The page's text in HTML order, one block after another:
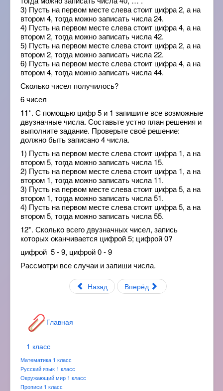
3) Пусть на первом месте слева стоит цифра 2, а на
втором 4, тогда можно записать числа 24.
4) Пусть на первом месте слева стоит цифра 4, а на
втором 2, тогда можно записать числа 42.
5) Пусть на первом месте слева стоит цифра 2, а на
втором 2, тогда можно записать числа 22.
6) Пусть на первом месте слева стоит цифра 4, а на
втором 4, тогда можно записать числа 44.
Сколько чисел получилось?
6 чисел
11*. С помощью цифр 5 и 1 запишите все возможные
двузначные числа. Составьте устно план решения и
выполните задание. Проверьте своё решение:
должно быть записано 4 числа.
1) Пусть на первом месте слева стоит цифра 1, а на
втором 5, тогда можно записать числа 15.
2) Пусть на первом месте слева стоит цифра 1, а на
втором 1, тогда можно записать числа 11.
3) Пусть на первом месте слева стоит цифра 5, а на
втором 1, тогда можно записать числа 51.
4) Пусть на первом месте слева стоит цифра 5, а на
втором 5, тогда можно записать числа 55.
12*. Сколько всего двузначных чисел, запись
которых оканчивается цифрой 5; цифрой 0?
цифрой 5 - 9, цифрой 0 - 9
Рассмотри все случаи и запиши числа.
Назад Вперёд
Главная
1 класс
Математика 1 класс
Русский язык 1 класс
Окружающий мир 1 класс
Прописи 1 класс